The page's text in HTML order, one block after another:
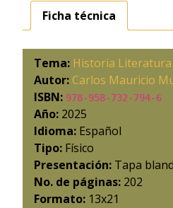
Ficha técnica
Tema: Historia Literatura
Autor: Carlos Mauricio
ISBN: 978-958-732-794-6
Año: 2025
Idioma: Español
Tipo: Físico
Presentación: Tapa
No. de páginas: 202
Formato: 13x21